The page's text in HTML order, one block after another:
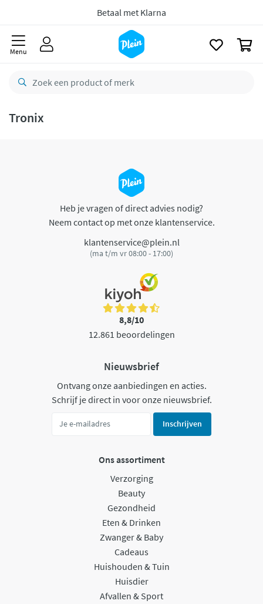
Betaal met Klarna
Menu
Tronix
Heb je vragen of direct advies nodig?
Neem contact op met onze klantenservice.
klantenservice@plein.nl
(ma t/m vr 08:00 - 17:00)
8,8/10
12.861 beoordelingen
Nieuwsbrief
Ontvang onze aanbiedingen en acties.
Schrijf je direct in voor onze nieuwsbrief.
Inschrijven
Ons assortiment
Verzorging
Beauty
Gezondheid
Eten & Drinken
Zwanger & Baby
Cadeaus
Huishouden & Tuin
Huisdier
Afvallen & Sport